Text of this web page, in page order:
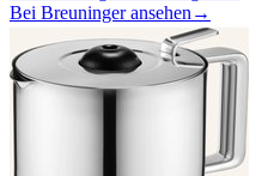
Bei Breuninger ansehen →